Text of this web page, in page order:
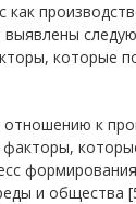
выявлены
которые
к
и общества